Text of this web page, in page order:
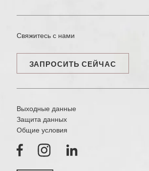
Свяжитесь с нами
ЗАПРОСИТЬ СЕЙЧАС
Выходные данные
Защита данных
Общие условия